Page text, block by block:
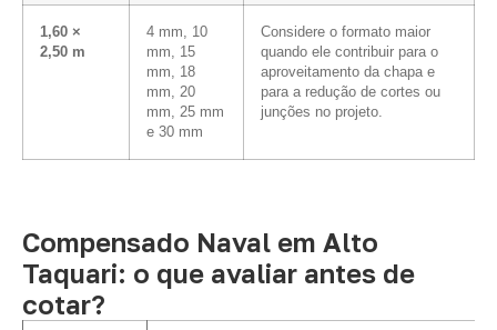
1,60 ×
2,50 m
4 mm, 10
mm, 15
mm, 18
mm, 20
mm, 25 mm
e 30 mm
Considere o formato maior
quando ele contribuir para o
aproveitamento da chapa e
para a redução de cortes ou
junções no projeto.
Compensado Naval em Alto
Taquari: o que avaliar antes de
cotar?